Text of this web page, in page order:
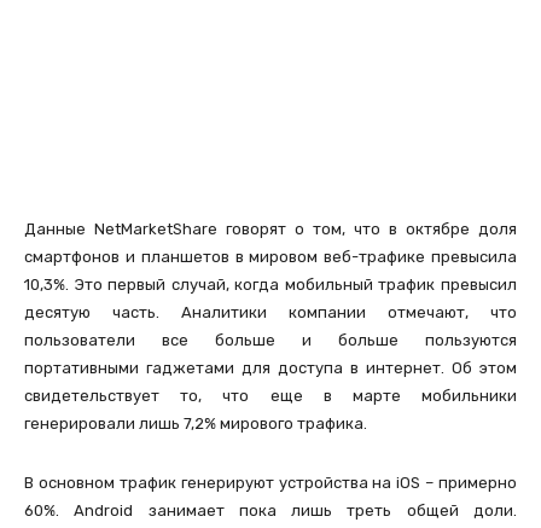
Данные NetMarketShare говорят о том, что в октябре доля
смартфонов и планшетов в мировом веб-трафике превысила
10,3%. Это первый случай, когда мобильный трафик превысил
десятую часть. Аналитики компании отмечают, что
пользователи все больше и больше пользуются
портативными гаджетами для доступа в интернет. Об этом
свидетельствует то, что еще в марте мобильники
генерировали лишь 7,2% мирового трафика.
В основном трафик генерируют устройства на iOS – примерно
60%. Android занимает пока лишь треть общей доли.